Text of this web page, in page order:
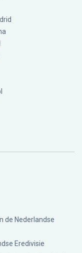
de Nederlandse
Eredivisie